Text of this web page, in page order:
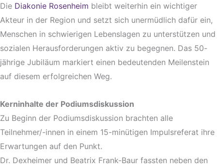
Die Diakonie Rosenheim bleibt weiterhin ein wichtiger
Akteur in der Region und setzt sich unermüdlich dafür ein,
Menschen in schwierigen Lebenslagen zu unterstützen und
sozialen Herausforderungen aktiv zu begegnen. Das 50-
jährige Jubiläum markiert einen bedeutenden Meilenstein
auf diesem erfolgreichen Weg.
Kerninhalte der Podiumsdiskussion
Zu Beginn der Podiumsdiskussion brachten alle
Teilnehmer/-innen in einem 15-minütigen Impulsreferat ihre
Erwartungen auf den Punkt.
Dr. Dexheimer und Beatrix Frank-Baur fassten neben den